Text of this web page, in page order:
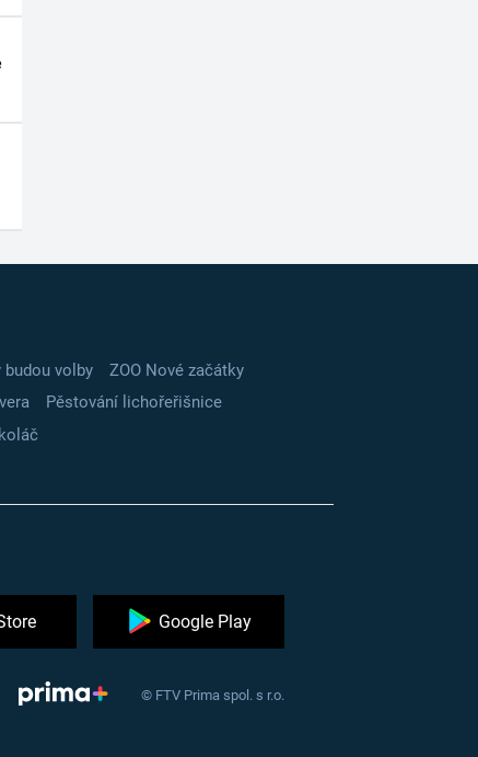
budou volby
ZOO Nové začátky
Pěstování lichořeřišnice
Google Play
© FTV Prima spol. s r.o.